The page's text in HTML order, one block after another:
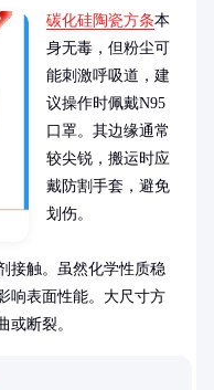
碳化硅陶瓷方条本
身无毒，但粉尘可
能刺激呼吸道，建
议操作时佩戴N95
口罩。其边缘通常
较尖锐，搬运时应
戴防割手套，避免
划伤。
接触。虽然化学性质稳
响表面性能。大尺寸方
或断裂。